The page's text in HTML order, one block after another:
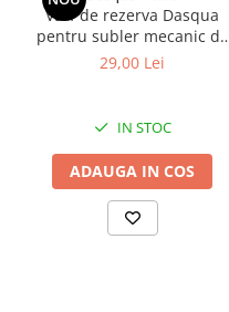
Varf de rezerva Dasqua
pentru subler mecanic de
trasat
29,00 Lei
IN STOC
ADAUGA IN COS